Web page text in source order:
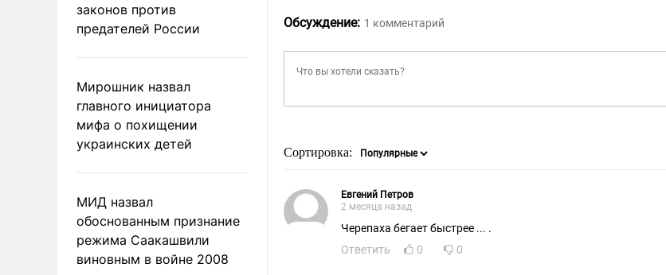
законов против
предателей России
Мирошник назвал
главного инициатора
мифа о похищении
украинских детей
МИД назвал
обоснованным признание
режима Саакашвили
виновным в войне 2008
Обсуждение: 1 комментарий
Сортировка:
Евгений Петров
2 месяца назад
Черепаха бегает быстрее ... .
Ответить
0 0